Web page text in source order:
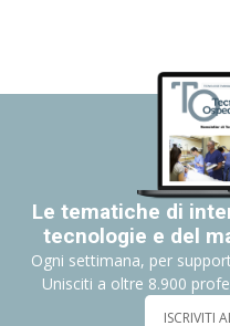
Le tematiche di
tecnologie e del
Ogni settimana, per
Unisciti a oltre 8.900
ISCRIVITI